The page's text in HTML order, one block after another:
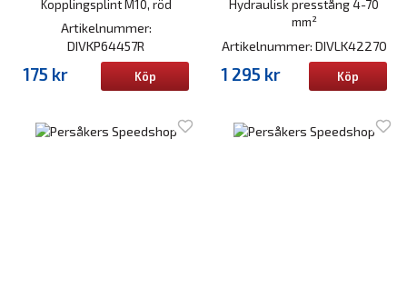
Kopplingsplint M10, röd
Artikelnummer:
DIVKP64457R
175 kr Köp
Hydraulisk presstång 4-70
mm²
Artikelnummer: DIVLK42270
1 295 kr Köp